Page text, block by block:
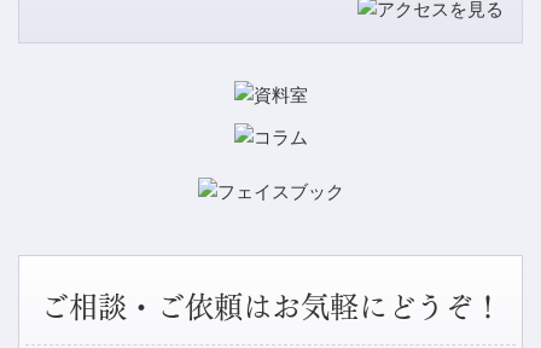
ご相談・ご依頼はお気軽にどうぞ！